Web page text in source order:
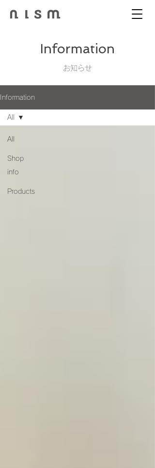
Information
お知らせ
Information
All
Shop
info
Products
All